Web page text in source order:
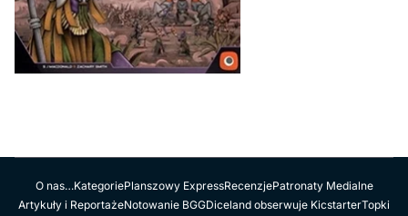
O nas…KategoriePlanszowy ExpressRecenzjePatronaty Medialne
Artykuły i ReportażeNotowanie BGGDiceland obserwuje KicstarterTopki